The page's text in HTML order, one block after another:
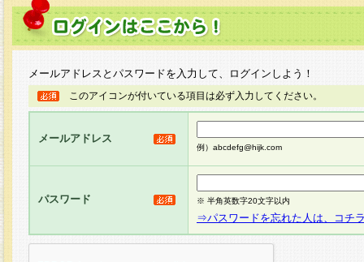
メールアドレスとパスワードを入力して、ログインしよう！
このアイコンが付いている項目は必ず入力してください。
メールアドレス
例）abcdefg@hijk.com
パスワード ※ 半角英数字20文字以内
⇒パスワードを忘れた人は、コチ